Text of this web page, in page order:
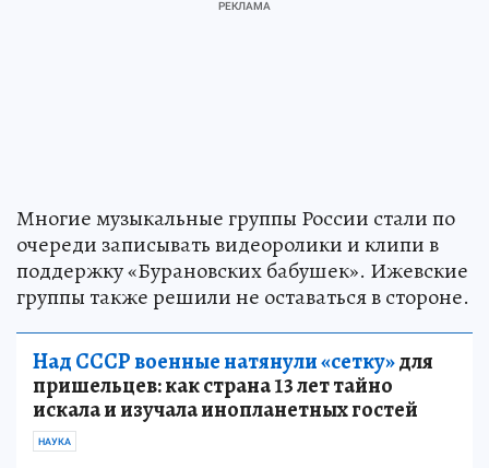
Многие музыкальные группы России стали по
очереди записывать видеоролики и клипи в
поддержку «Бурановских бабушек». Ижевские
группы также решили не оставаться в стороне.
Над СССР военные натянули «сетку»для
пришельцев: как страна 13 лет тайно
искала и изучала инопланетных гостей
НАУКА